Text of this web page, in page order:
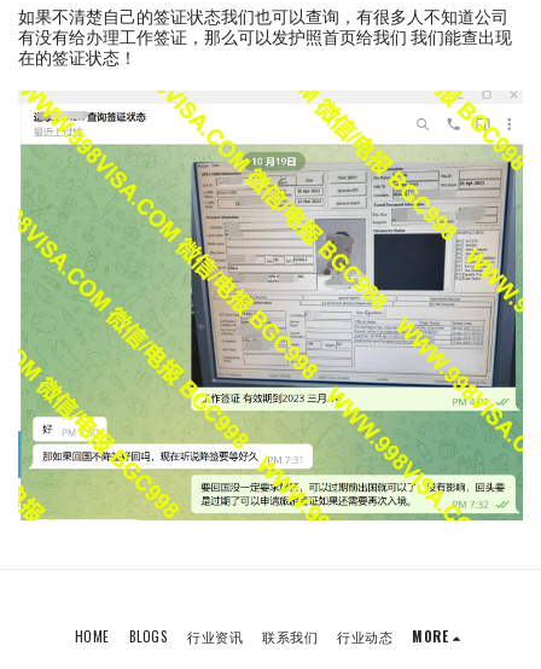
如果不清楚自己的签证状态我们也可以查询，有很多人不知道公司
有没有给办理工作签证，那么可以发护照首页给我们 我们能查出现
在的签证状态！
HOME BLOGS 行业资讯 联系我们 行业动态 MORE